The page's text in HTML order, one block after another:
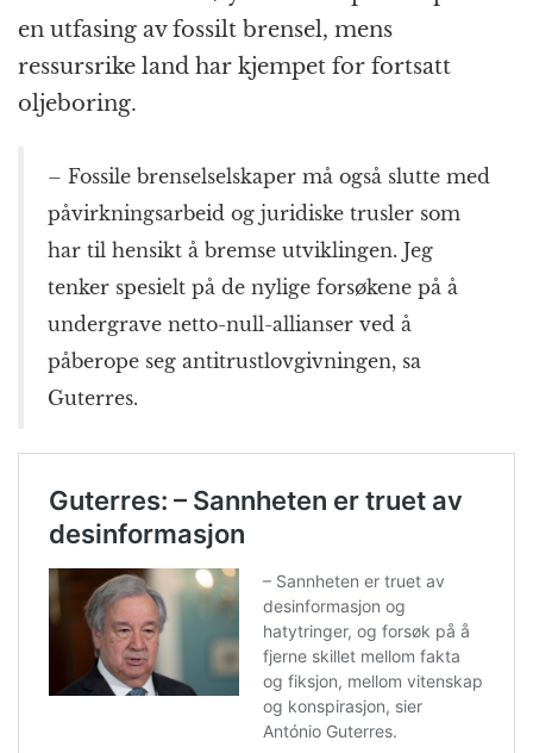
en utfasing av fossilt brensel, mens
ressursrike land har kjempet for fortsatt
oljeboring.
– Fossile brenselselskaper må også slutte med
påvirkningsarbeid og juridiske trusler som
har til hensikt å bremse utviklingen. Jeg
tenker spesielt på de nylige forsøkene på å
undergrave netto-null-allianser ved å
påberope seg antitrustlovgivningen, sa
Guterres.